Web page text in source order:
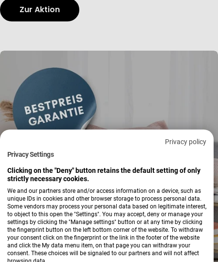
Privacy policy
Privacy Settings
Clicking on the "Deny" button retains the default setting of only
strictly necessary cookies.
We and our partners store and/or access information on a device, such as
unique IDs in cookies and other browser storage to process personal data.
Some vendors may process your personal data based on legitimate interest,
to object to this open the "Settings". You may accept, deny or manage your
settings by clicking the "Manage settings" button or at any time by clicking
the fingerprint button on the left bottom corner of the website. To withdraw
your consent click on the fingerprint or the link in the footer of the website
and click the My data menu item, on that page you can withdraw your
consent. These choices will be signaled to our partners and will not affect
Zur Aktion